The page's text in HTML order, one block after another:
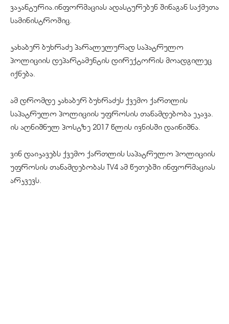
ვაკანტურია.ინფორმაციას ადასტურებენ შინაგან საქმეთა
სამინისტროშიც.
კახაბერ ბუხრაძე პარალელურად საპატრულო
პოლიციის დეპარტამენტის დირექტორის მოადგილეც
იქნება.
ამ დრომდე კახაბერ ბუხრაძეს ქვემო ქართლის
საპატრულო პოლიციის უფროსის თანამდებობა ეკავა.
ის აღნიშნულ პოსტზე 2017 წლის ივნისში დაინიშნა.
ვინ დაიკავებს ქვემო ქართლის საპატრულო პოლიციის
უფროსის თანამდებობას TV4 ამ წუთებში ინფორმაციას
არკვევს.